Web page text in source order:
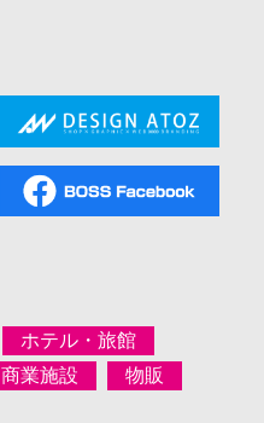
ホテル・旅館
商業施設
物販